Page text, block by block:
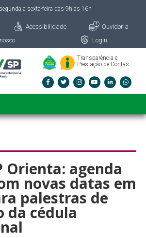
a sexta-feira das 9h às 16h
Acessibilidade
Ouvidoria
Login
Transparência e
Prestação de Contas
Orienta: agenda
novas datas em
palestras de
da cédula